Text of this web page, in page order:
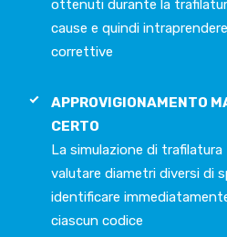
ottenuti durante la
cause e quindi
correttive
APPROVIGIONAMENTO
CERTO
La simulazione di
valutare diametri diversi di
identificare
ciascun codice